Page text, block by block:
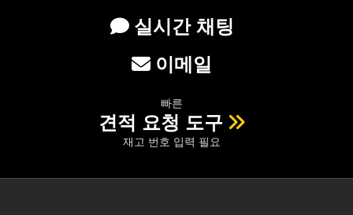
실시간 채팅
이메일
빠른
견적 요청 도구
재고 번호 입력 필요